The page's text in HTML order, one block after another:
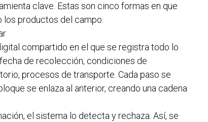
clave. Estas son cinco formas en que
productos del campo:
compartido en el que se registra todo lo
de recolección, condiciones de
procesos de transporte. Cada paso se
se enlaza al anterior, creando una cadena
el sistema lo detecta y rechaza. Así, se